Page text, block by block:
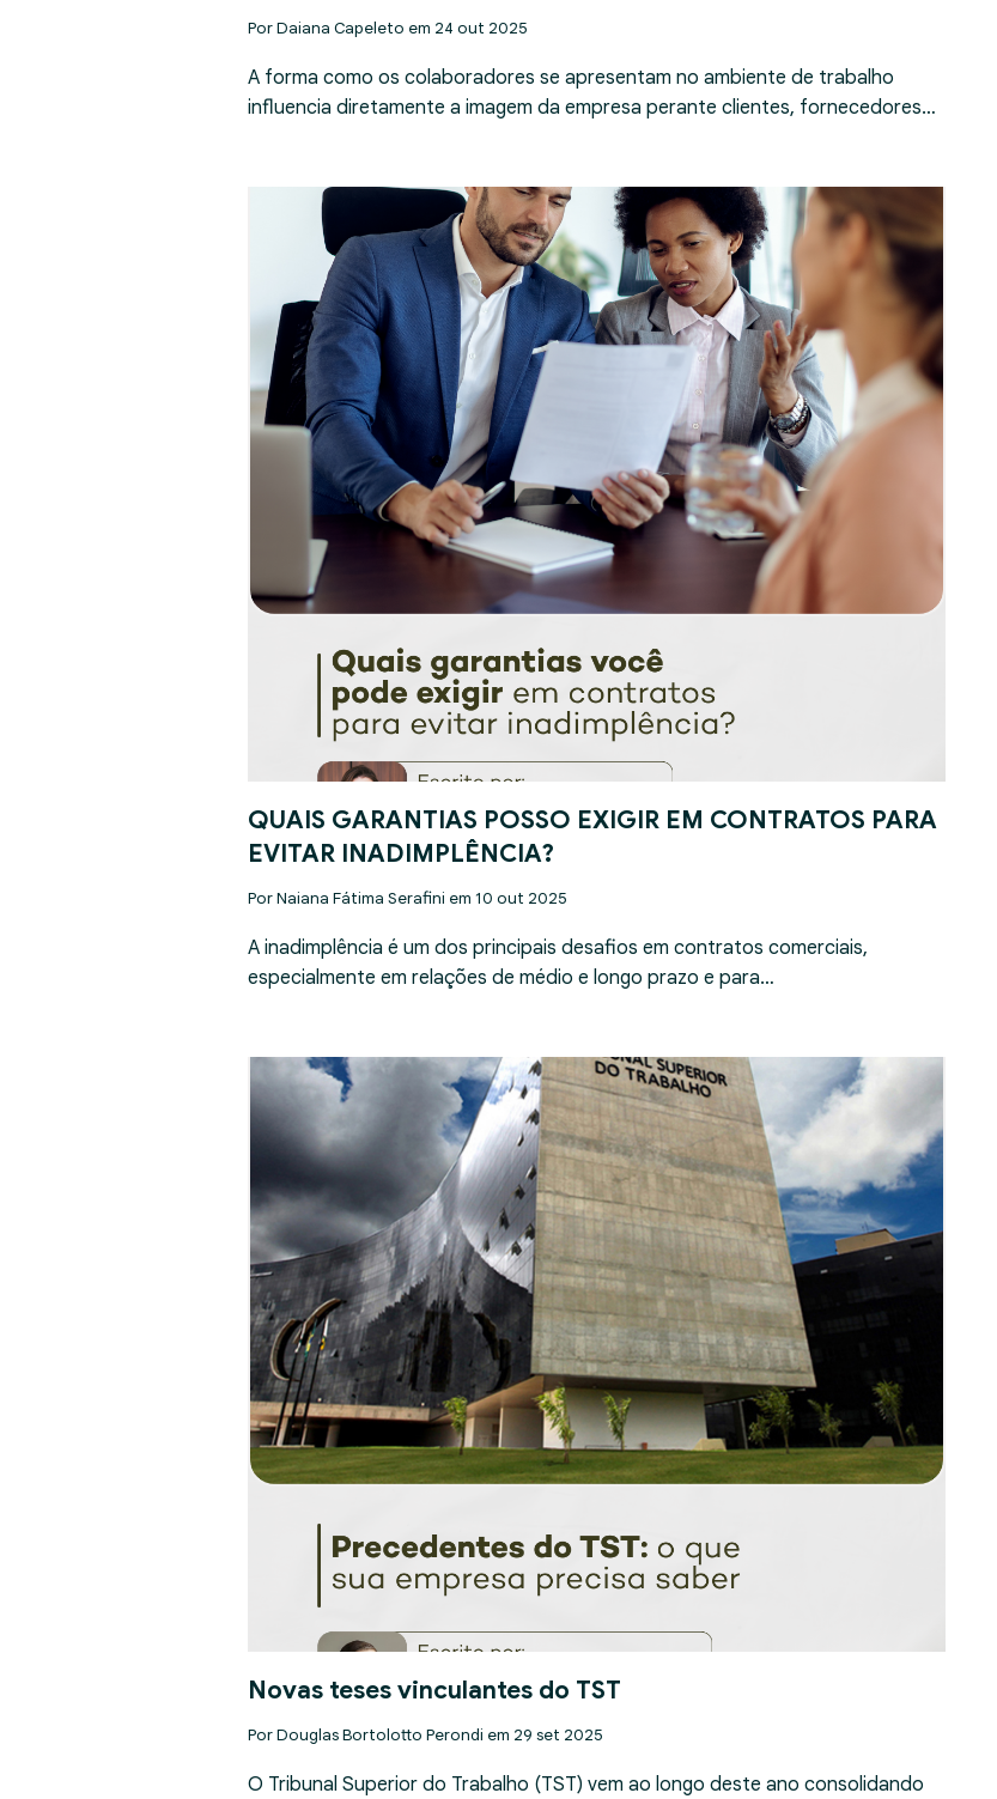
Por Daiana Capeleto em 24 out 2025
A forma como os colaboradores se apresentam no ambiente de trabalho
influencia diretamente a imagem da empresa perante clientes, fornecedores…
QUAIS GARANTIAS POSSO EXIGIR EM CONTRATOS PARA
EVITAR INADIMPLÊNCIA?
Por Naiana Fátima Serafini em 10 out 2025
A inadimplência é um dos principais desafios em contratos comerciais,
especialmente em relações de médio e longo prazo e para…
Novas teses vinculantes do TST
Por Douglas Bortolotto Perondi em 29 set 2025
O Tribunal Superior do Trabalho (TST) vem ao longo deste ano consolidando